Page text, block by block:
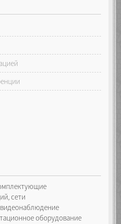
сети
оборудование